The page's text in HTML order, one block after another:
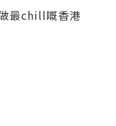
最chill嘅香港